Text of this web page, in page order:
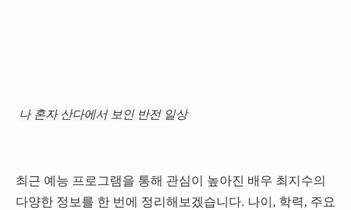
나 혼자 산다에서 보인 반전 일상
최근 예능 프로그램을 통해 관심이 높아진 배우 최지수의
다양한 정보를 한 번에 정리해보겠습니다. 나이, 학력, 주요